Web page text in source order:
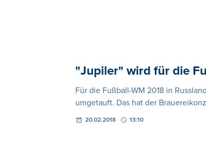
"Jupiler" wird für die
Für die Fußball-WM 2018 in
umgetauft. Das hat der
20.02.2018 13:10